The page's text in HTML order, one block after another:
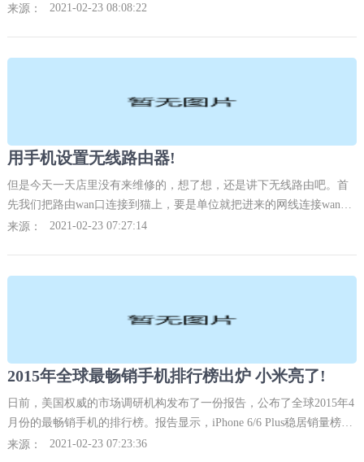
来源：
2021-02-23 08:08:22
用手机设置无线路由器!
但是今天一天店里没有来维修的，想了想，还是讲下无线路由吧。首
先我们把路由wan口连接到猫上，要是单位就把进来的网线连接wan
口，。
来源： 2021-02-23 07:27:14
2015年全球最畅销手机排行榜出炉 小米亮了!
日前，美国权威的市场调研机构发布了一份报告，公布了全球2015年4
月份的最畅销手机的排行榜。报告显示，iPhone 6/6 Plus稳居销量榜首
前两位，其中iPhone 6位居第一。
来源： 2021-02-23 07:23:36